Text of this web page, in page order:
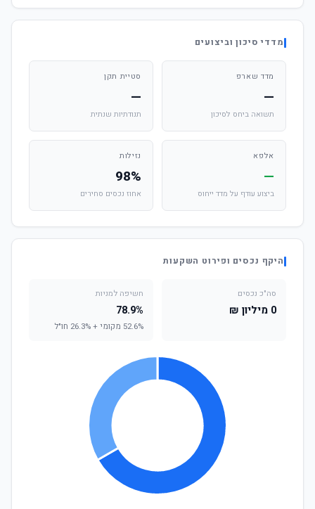
מדדי סיכון וביצועים
מדד שארפ
—
תשואה ביחס לסיכון
סטיית תקן
—
תנודתיות שנתית
אלפא
—
ביצוע עודף על מדד ייחוס
נזילות
98%
אחוז נכסים סחירים
היקף נכסים ופירוט השקעות
סה"כ נכסים
0 מיליון ₪
חשיפה למניות
78.9%
52.6% מקומי + 26.3% חו"ל